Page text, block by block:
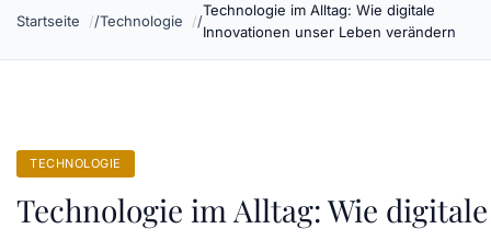
Startseite Technologie
Technologie im Alltag: Wie digitale
Innovationen unser Leben verändern
TECHNOLOGIE
Technologie im Alltag: Wie